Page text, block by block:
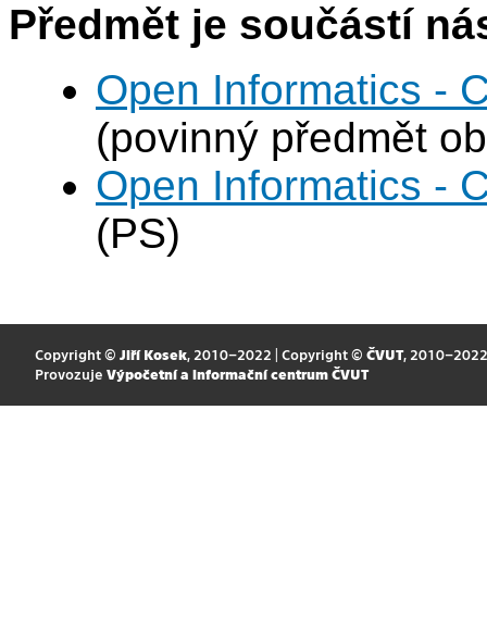
Předmět je součástí
Open Informatics -
(povinný předmět
Open Informatics -
(PS)
Copyright © Jiří Kosek, 2010–2022 | Copyright © ČVUT, 2010–2022
Provozuje Výpočetní a informační centrum ČVUT